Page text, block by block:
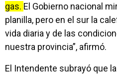
gas. El Gobierno nacional
planilla, pero en el sur la
vida diaria y de las
nuestra provincia”, afirmó.
El Intendente subrayó que